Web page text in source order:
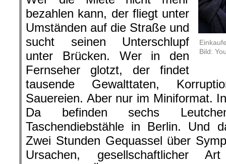
Bild:
bezahlen kann, der fliegt unter
Umständen auf die Straße und
sucht seinen Unterschlupf
unter Brücken. Wer in den
Fernseher glotzt, der findet
tausende Gewalttaten,
Sauereien. Aber nur im Miniformat.
Da befinden sechs
Taschendiebstähle in Berlin. Und
Zwei Stunden Gequassel über
Ursachen, gesellschaftlicher